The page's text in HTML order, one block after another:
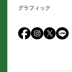
グラフィック